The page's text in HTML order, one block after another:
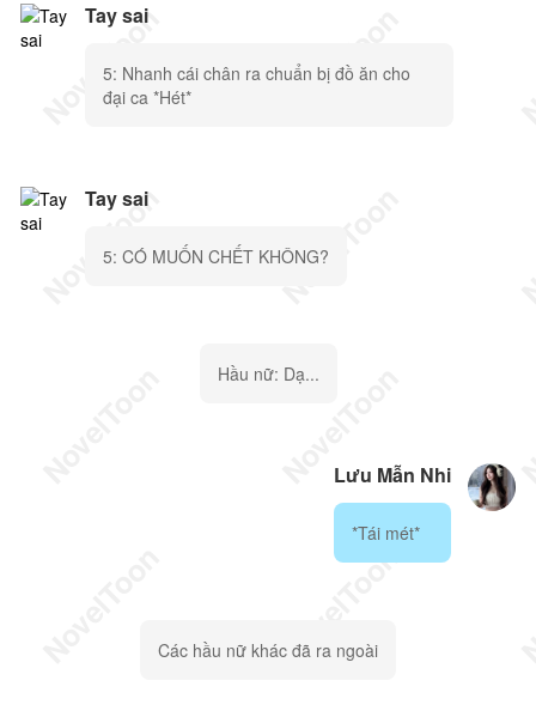
Tay sai
5: Nhanh cái chân ra chuẩn bị đồ ăn cho
đại ca *Hét*
Tay sai
5: CÓ MUỐN CHẾT KHÔNG?
Hầu nữ: Dạ...
Lưu Mẫn Nhi
*Tái mét*
Các hầu nữ khác đã ra ngoài